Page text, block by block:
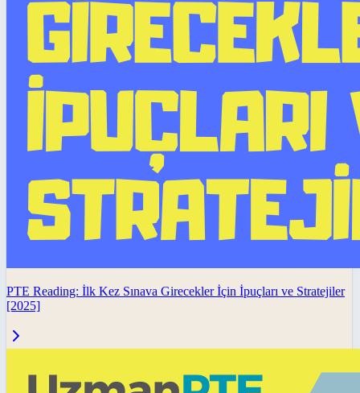
PTE Reading: İlk Kez Sınava Girecekler İçin İpuçları ve Stratejiler
[2025]